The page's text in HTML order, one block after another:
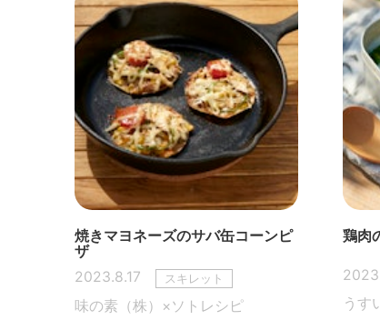
焼きマヨネーズのサバ缶コーンピ
ザ
2023.8.17
スキレット
味の素（株）×ソトレシピ
鶏肉
うす